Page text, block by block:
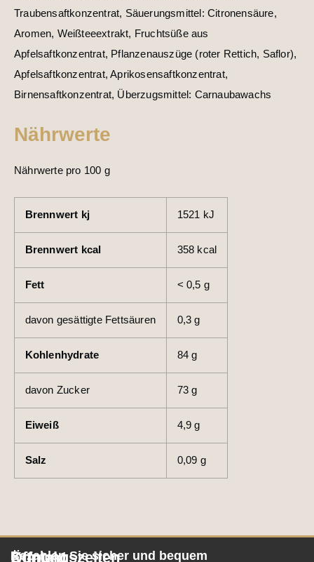
Traubensaftkonzentrat, Säuerungsmittel: Citronensäure,
Aromen, Weißteeextrakt, Fruchtsüße aus
Apfelsaftkonzentrat, Pflanzenauszüge (roter Rettich, Saflor),
Apfelsaftkonzentrat, Aprikosensaftkonzentrat,
Birnensaftkonzentrat, Überzugsmittel: Carnaubawachs
Nährwerte
Nährwerte pro 100 g
Brennwert kj 1521 kJ
Brennwert kcal 358 kcal
Fett < 0,5 g
davon gesättigte Fettsäuren 0,3 g
Kohlenhydrate 84 g
davon Zucker 73 g
Eiweiß 4,9 g
Salz 0,09 g
Öffnungszeiten
Kontakt
Bezahlen Sie sicher und bequem